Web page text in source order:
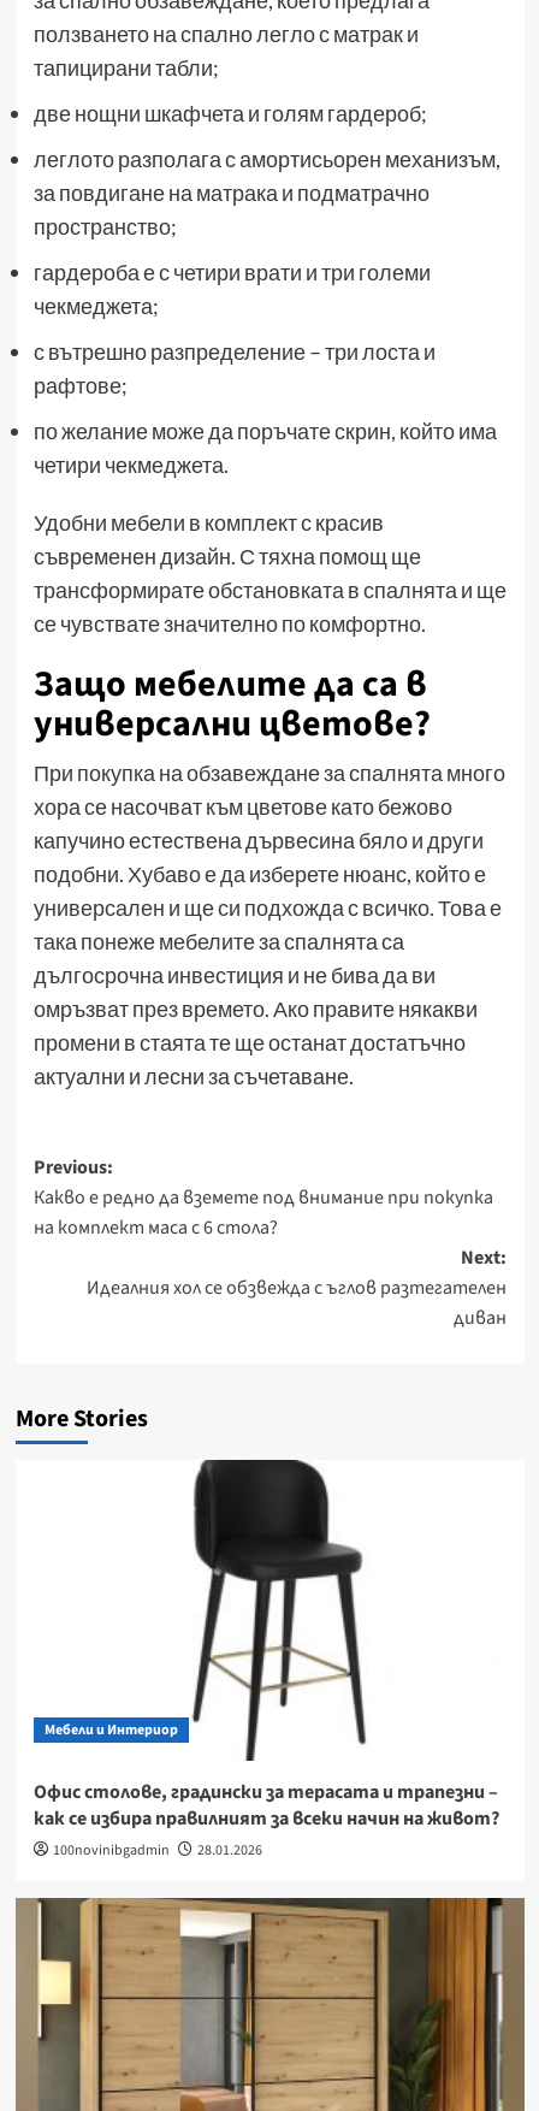
ползването на спално легло с матрак и
тапицирани табли;
две нощни шкафчета и голям гардероб;
леглото разполага с амортисьорен механизъм,
за повдигане на матрака и подматрачно
пространство;
гардероба е с четири врати и три големи
чекмеджета;
с вътрешно разпределение – три лоста и
рафтове;
по желание може да поръчате скрин, който има
четири чекмеджета.
Удобни мебели в комплект с красив
съвременен дизайн. С тяхна помощ ще
трансформирате обстановката в спалнята и ще
се чувствате значително по комфортно.
Защо мебелите да са в
универсални цветове?
При покупка на обзавеждане за спалнята много
хора се насочват към цветове като бежово
капучино естествена дървесина бяло и други
подобни. Хубаво е да изберете нюанс, който е
универсален и ще си подхожда с всичко. Това е
така понеже мебелите за спалнята са
дългосрочна инвестиция и не бива да ви
омръзват през времето. Ако правите някакви
промени в стаята те ще останат достатъчно
актуални и лесни за съчетаване.
Post
navigation
Previous:
Какво е редно да вземете под внимание при покупка
на комплект маса с 6 стола?
Next:
Идеалния хол се обзвежда с ъглов разтегателен
диван
More Stories
Мебели и Интериор
Офис столове, градински за терасата и трапезни –
как се избира правилният за всеки начин на живот?
100novinibgadmin 28.01.2026